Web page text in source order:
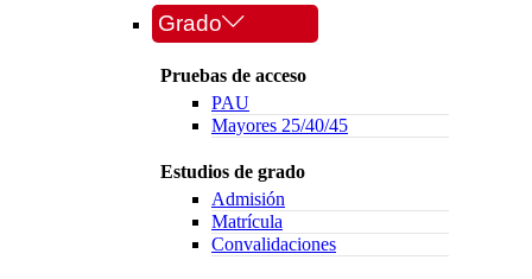
Grado
Pruebas de acceso
PAU
Mayores 25/40/45
Estudios de grado
Admisión
Matrícula
Convalidaciones